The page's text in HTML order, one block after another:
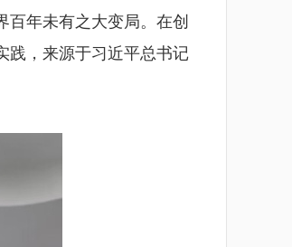
年未有之大变局。在创
践，来源于习近平总书记